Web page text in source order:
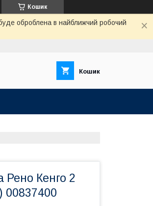
Кошик
оброблена в найближчий робочий
Кошик
Рено Кенго 2
00837400